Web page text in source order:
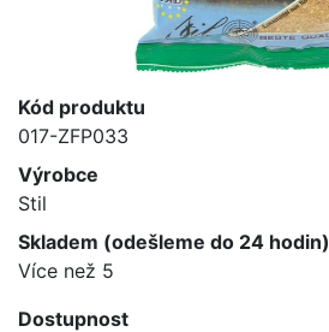
Kód produktu
017-ZFP033
Výrobce
Stil
Skladem (odešleme do 24 hodin)
Více než 5
Dostupnost